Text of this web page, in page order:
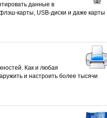
данные в
карты, USB-диски и даже карты
Как и любая
и настроить более тысячи